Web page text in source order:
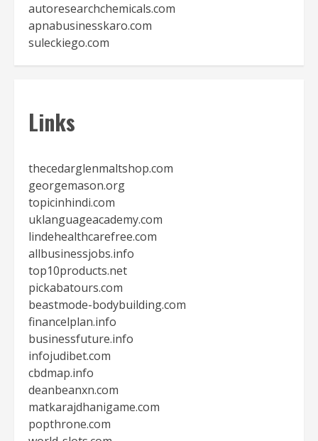
autoresearchchemicals.com
apnabusinesskaro.com
suleckiego.com
Links
thecedarglenmaltshop.com
georgemason.org
topicinhindi.com
uklanguageacademy.com
lindehealthcarefree.com
allbusinessjobs.info
top10products.net
pickabatours.com
beastmode-bodybuilding.com
financelplan.info
businessfuture.info
infojudibet.com
cbdmap.info
deanbeanxn.com
matkarajdhanigame.com
popthrone.com